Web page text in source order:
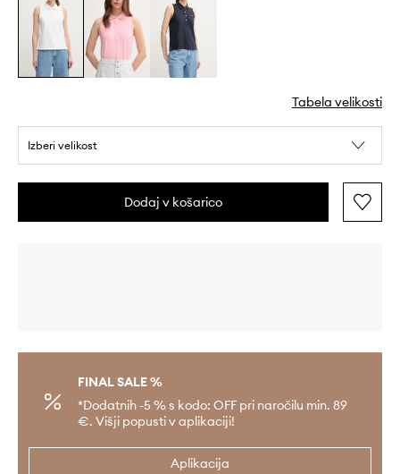
Tabela velikosti
Izberi velikost
Dodaj v košarico
FINAL SALE %
*Dodatnih -5 % s kodo: OFF pri naročilu min. 89
€. Višji popusti v aplikaciji!
Aplikacija